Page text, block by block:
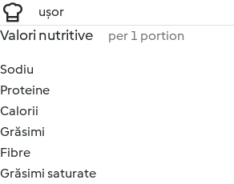
ușor
Valori nutritive per 1 portion
Sodiu
Proteine
Calorii
Grăsimi
Fibre
Grăsimi saturate